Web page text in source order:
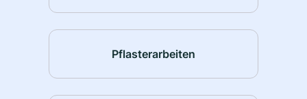
Pflasterarbeiten